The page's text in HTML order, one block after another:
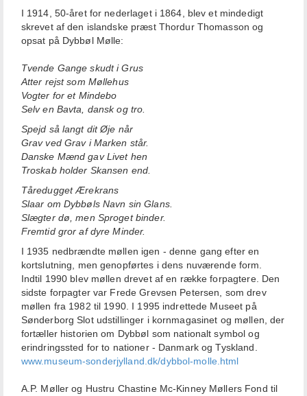
I 1914, 50-året for nederlaget i 1864, blev et mindedigt
skrevet af den islandske præst Thordur Thomasson og
opsat på Dybbøl Mølle:
Tvende Gange skudt i Grus
Atter rejst som Møllehus
Vogter for et Mindebo
Selv en Bavta, dansk og tro.
Spejd så langt dit Øje når
Grav ved Grav i Marken står.
Danske Mænd gav Livet hen
Troskab holder Skansen end.
Tåredugget Ærekrans
Slaar om Dybbøls Navn sin Glans.
Slægter dø, men Sproget binder.
Fremtid gror af dyre Minder.
I 1935 nedbrændte møllen igen - denne gang efter en
kortslutning, men genopførtes i dens nuværende form.
Indtil 1990 blev møllen drevet af en række forpagtere. Den
sidste forpagter var Frede Grevsen Petersen, som drev
møllen fra 1982 til 1990. I 1995 indrettede Museet på
Sønderborg Slot udstillinger i kornmagasinet og møllen, der
fortæller historien om Dybbøl som nationalt symbol og
erindringssted for to nationer - Danmark og Tyskland.
www.museum-sonderjylland.dk/dybbol-molle.html
A.P. Møller og Hustru Chastine Mc-Kinney Møllers Fond til